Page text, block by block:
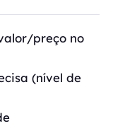
preço no
(nível de